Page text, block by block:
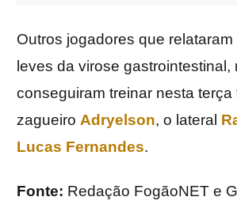
Outros jogadores que
leves da virose gastrointestinal,
conseguiram treinar nesta terça
zagueiro Adryelson, o lateral
Lucas Fernandes.
Fonte: Redação FogãoNET e